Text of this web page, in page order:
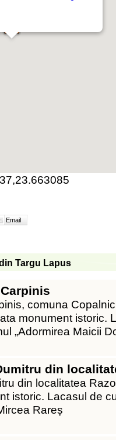
Email
Targu Lapus
comuna
monument istoric.
„Adormirea Maicii
din
din localitatea
istoric. Lacasul de
Rareș